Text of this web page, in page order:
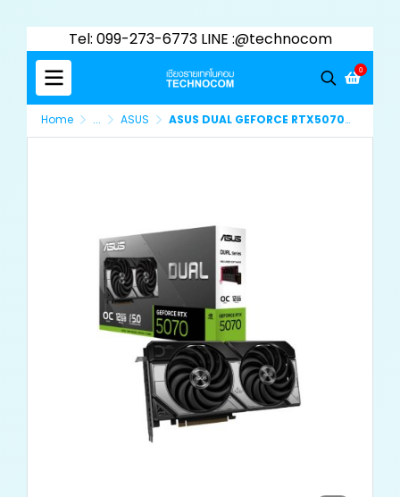
Tel: 099-273-6773 LINE :@technocom
0
Home ... ASUS ASUS DUAL GEFORCE RTX5070 O12G GDDR7 (90YV0M17-M0NA00)